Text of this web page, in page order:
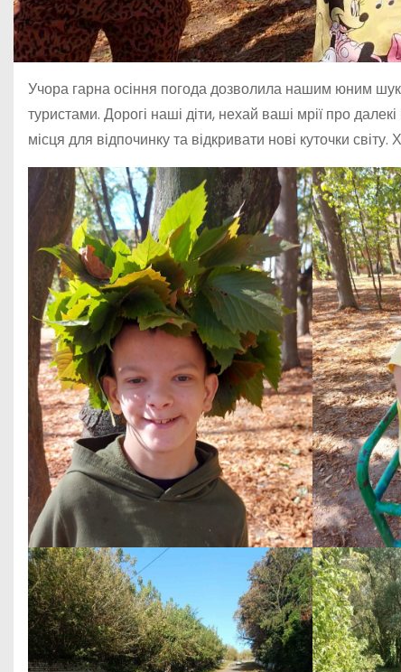
Учора гарна осіння погода дозволила нашим юним
туристами. Дорогі наші діти, нехай ваші мрії про
місця для відпочинку та відкривати нові куточки